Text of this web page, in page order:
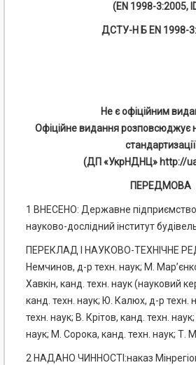
(EN 1998-3:2005,
ДСТУ-Н Б EN 1998-
Не є офіційним
Офіційне видання розповсюджує
стандартизації
(ДП «УкрНДНЦ» http://
ПЕРЕДМОВА
1 ВНЕСЕНО: Державне
науково-дослідний інститут
ПЕРЕКЛАД І НАУКОВО-ТЕХНІЧНЕ
Немчинов, д-р техн. наук; М.
Хавкін, канд. техн. наук (науковий
канд. техн. наук; Ю. Калюх, д-р техн.
техн. наук; В. Крітов, канд. техн.
наук; М. Сорока, канд. техн. наук; Т.
2 НАДАНО ЧИННОСТІ:наказ